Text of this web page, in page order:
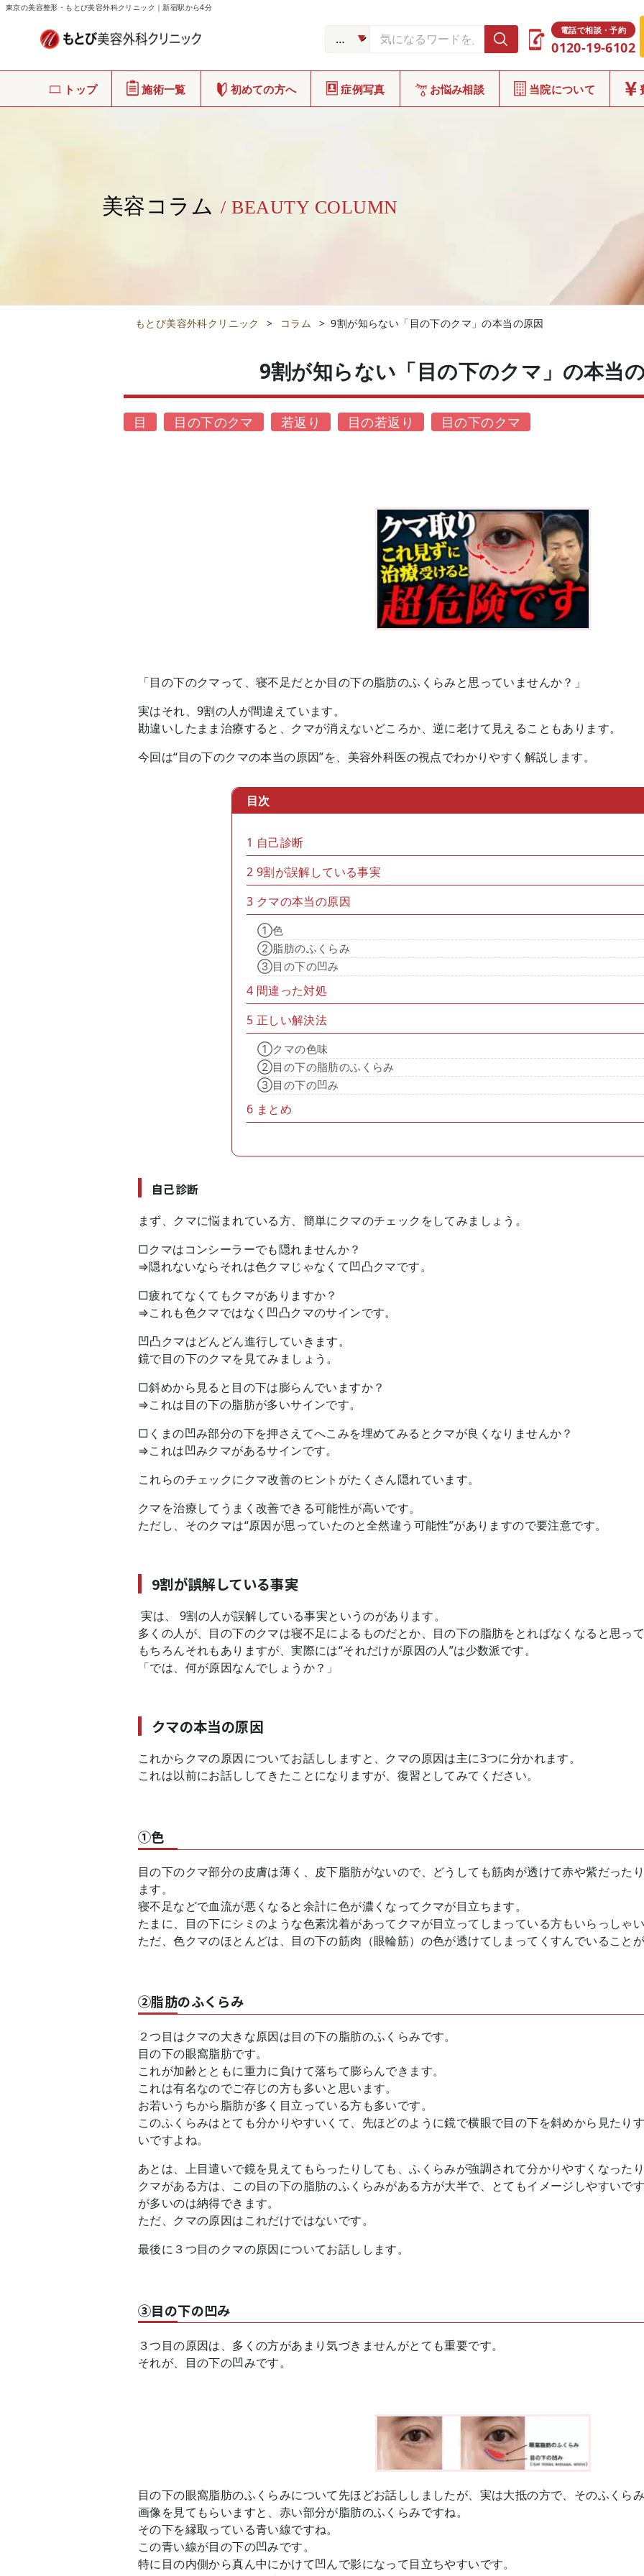
東京の美容整形・もとび美容外科クリニック｜新宿駅から4分
電話で相談・予約
0120-19-6102
トップ 施術一覧 初めての方へ 症例写真 お悩み相談 当院について
美容コラム / BEAUTY COLUMN
もとび美容外科クリニック > コラム > 9割が知らない「目の下のクマ」の本当の原因
9割が知らない「目の下のクマ」の本当
目 目の下のクマ 若返り 目の若返り 目の下のクマ
「目の下のクマって、寝不足だとか目の下の脂肪のふくらみと思っていませんか？」
実はそれ、9割の人が間違えています。
勘違いしたまま治療すると、クマが消えないどころか、逆に老けて見えることもあります。
今回は“目の下のクマの本当の原因”を、美容外科医の視点でわかりやすく解説します。
目次
1 自己診断
2 9割が誤解している事実
3 クマの本当の原因
①色
②脂肪のふくらみ
③目の下の凹み
4 間違った対処
5 正しい解決法
①クマの色味
②目の下の脂肪のふくらみ
③目の下の凹み
6 まとめ
自己診断
まず、クマに悩まれている方、簡単にクマのチェックをしてみましょう。
□クマはコンシーラーでも隠れませんか？
⇒隠れないならそれは色クマじゃなくて凹凸クマです。
□疲れてなくてもクマがありますか？
⇒これも色クマではなく凹凸クマのサインです。
凹凸クマはどんどん進行していきます。
鏡で目の下のクマを見てみましょう。
□斜めから見ると目の下は膨らんでいますか？
⇒これは目の下の脂肪が多いサインです。
□くまの凹み部分の下を押さえてへこみを埋めてみるとクマが良くなりませんか？
⇒これは凹みクマがあるサインです。
これらのチェックにクマ改善のヒントがたくさん隠れています。
クマを治療してうまく改善できる可能性が高いです。
ただし、そのクマは“原因が思っていたのと全然違う可能性”がありますので要注意です。
9割が誤解している事実
実は、 9割の人が誤解している事実というのがあります。
多くの人が、目の下のクマは寝不足によるものだとか、目の下の脂肪をとればなくなると思って
もちろんそれもありますが、実際には“それだけが原因の人”は少数派です。
「では、何が原因なんでしょうか？」
クマの本当の原因
これからクマの原因についてお話ししますと、クマの原因は主に3つに分かれます。
これは以前にお話ししてきたことになりますが、復習としてみてください。
①色
目の下のクマ部分の皮膚は薄く、皮下脂肪がないので、どうしても筋肉が透けて赤や紫だった
ます。
寝不足などで血流が悪くなると余計に色が濃くなってクマが目立ちます。
たまに、目の下にシミのような色素沈着があってクマが目立ってしまっている方もいらっしゃい
ただ、色クマのほとんどは、目の下の筋肉（眼輪筋）の色が透けてしまってくすんでいることが
②脂肪のふくらみ
２つ目はクマの大きな原因は目の下の脂肪のふくらみです。
目の下の眼窩脂肪です。
これが加齢とともに重力に負けて落ちて膨らんできます。
これは有名なのでご存じの方も多いと思います。
お若いうちから脂肪が多く目立っている方も多いです。
このふくらみはとても分かりやすいくて、先ほどのように鏡で横眼で目の下を斜めから見たり
いですよね。
あとは、上目遣いで鏡を見えてもらったりしても、ふくらみが強調されて分かりやすくなった
クマがある方は、この目の下の脂肪のふくらみがある方が大半で、とてもイメージしやすいで
が多いのは納得できます。
ただ、クマの原因はこれだけではないです。
最後に３つ目のクマの原因についてお話しします。
③目の下の凹み
３つ目の原因は、多くの方があまり気づきませんがとても重要です。
それが、目の下の凹みです。
目の下の眼窩脂肪のふくらみについて先ほどお話ししましたが、実は大抵の方で、そのふくら
画像を見てもらいますと、赤い部分が脂肪のふくらみですね。
その下を縁取っている青い線ですね。
この青い線が目の下の凹みです。
特に目の内側から真ん中にかけて凹んで影になって目立ちやすいです。